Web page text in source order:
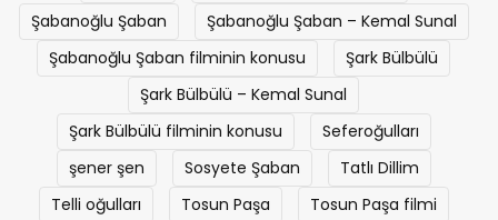
Şabanoğlu Şaban
Şabanoğlu Şaban – Kemal Sunal
Şabanoğlu Şaban filminin konusu
Şark Bülbülü
Şark Bülbülü – Kemal Sunal
Şark Bülbülü filminin konusu
Seferoğulları
şener şen
Sosyete Şaban
Tatlı Dillim
Telli oğulları
Tosun Paşa
Tosun Paşa filmi